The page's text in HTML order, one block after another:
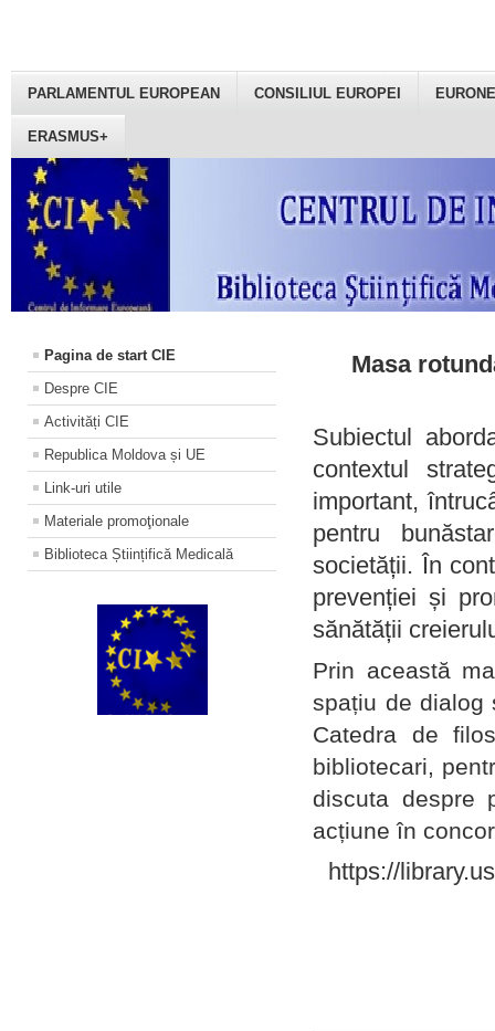
PARLAMENTUL EUROPEAN CONSILIUL EUROPEI
ERASMUS+
Pagina de start CIE
Despre CIE
Activități CIE
Republica Moldova și UE
Link-uri utile
Materiale promoţionale
Biblioteca Științifică Medicală
Masa
Subiectul
contextul
important,
pentru
societății. În
prevenției și
sănătății
Prin această
spațiu de dialog
Catedra de
bibliotecari,
discuta despre
acțiune în
https://